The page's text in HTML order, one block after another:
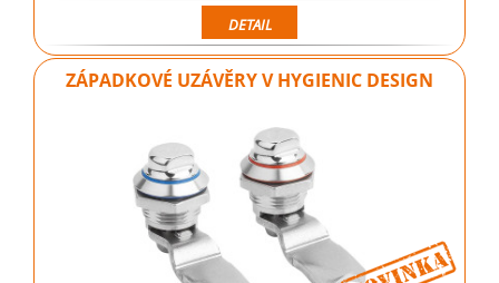
DETAIL
ZÁPADKOVÉ UZÁVĚRY V HYGIENIC DESIGN